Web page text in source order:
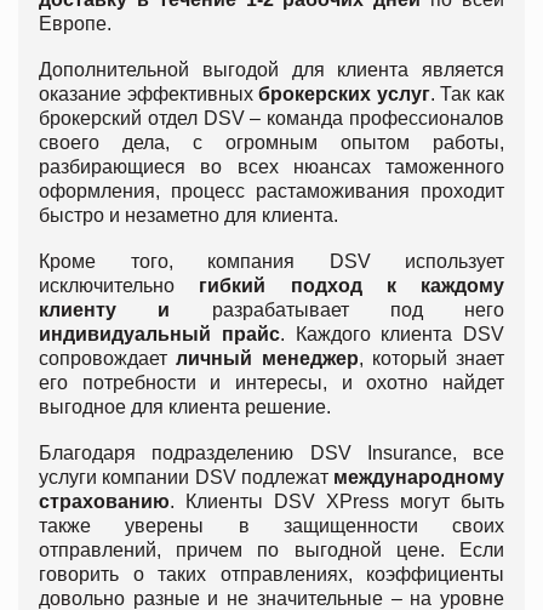
Европе.
Дополнительной выгодой для клиента является
оказание эффективныхброкерских услуг. Так как
брокерский отдел DSV – команда профессионалов
своего дела, с огромным опытом работы,
разбирающиеся во всех нюансах таможенного
оформления, процесс растаможивания проходит
быстро и незаметно для клиента.
Кроме того, компания DSV использует
исключительно гибкий подход к каждому
клиенту и разрабатывает под него
индивидуальный прайс. Каждого клиента DSV
сопровождаетличный менеджер, который знает
его потребности и интересы, и охотно найдет
выгодное для клиента решение.
Благодаря подразделению DSV Insurance, все
услуги компании DSV подлежат международному
страхованию. Клиенты DSV XPress могут быть
также уверены в защищенности своих
отправлений, причем по выгодной цене. Если
говорить о таких отправлениях, коэффициенты
довольно разные и не значительные – на уровне